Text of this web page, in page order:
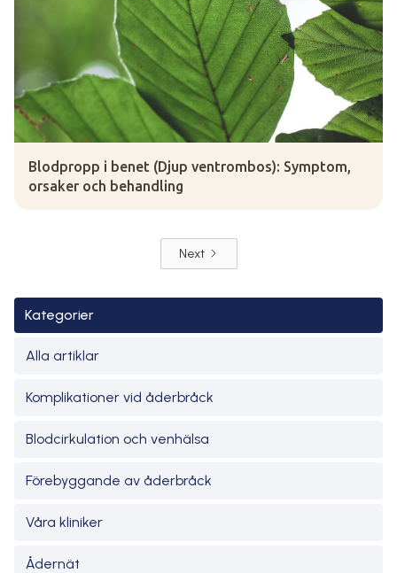
Blodpropp i benet (Djup ventrombos): Symptom,
orsaker och behandling
Next
Kategorier
Alla artiklar
Komplikationer vid åderbråck
Blodcirkulation och venhälsa
Förebyggande av åderbråck
Våra kliniker
Ådernät